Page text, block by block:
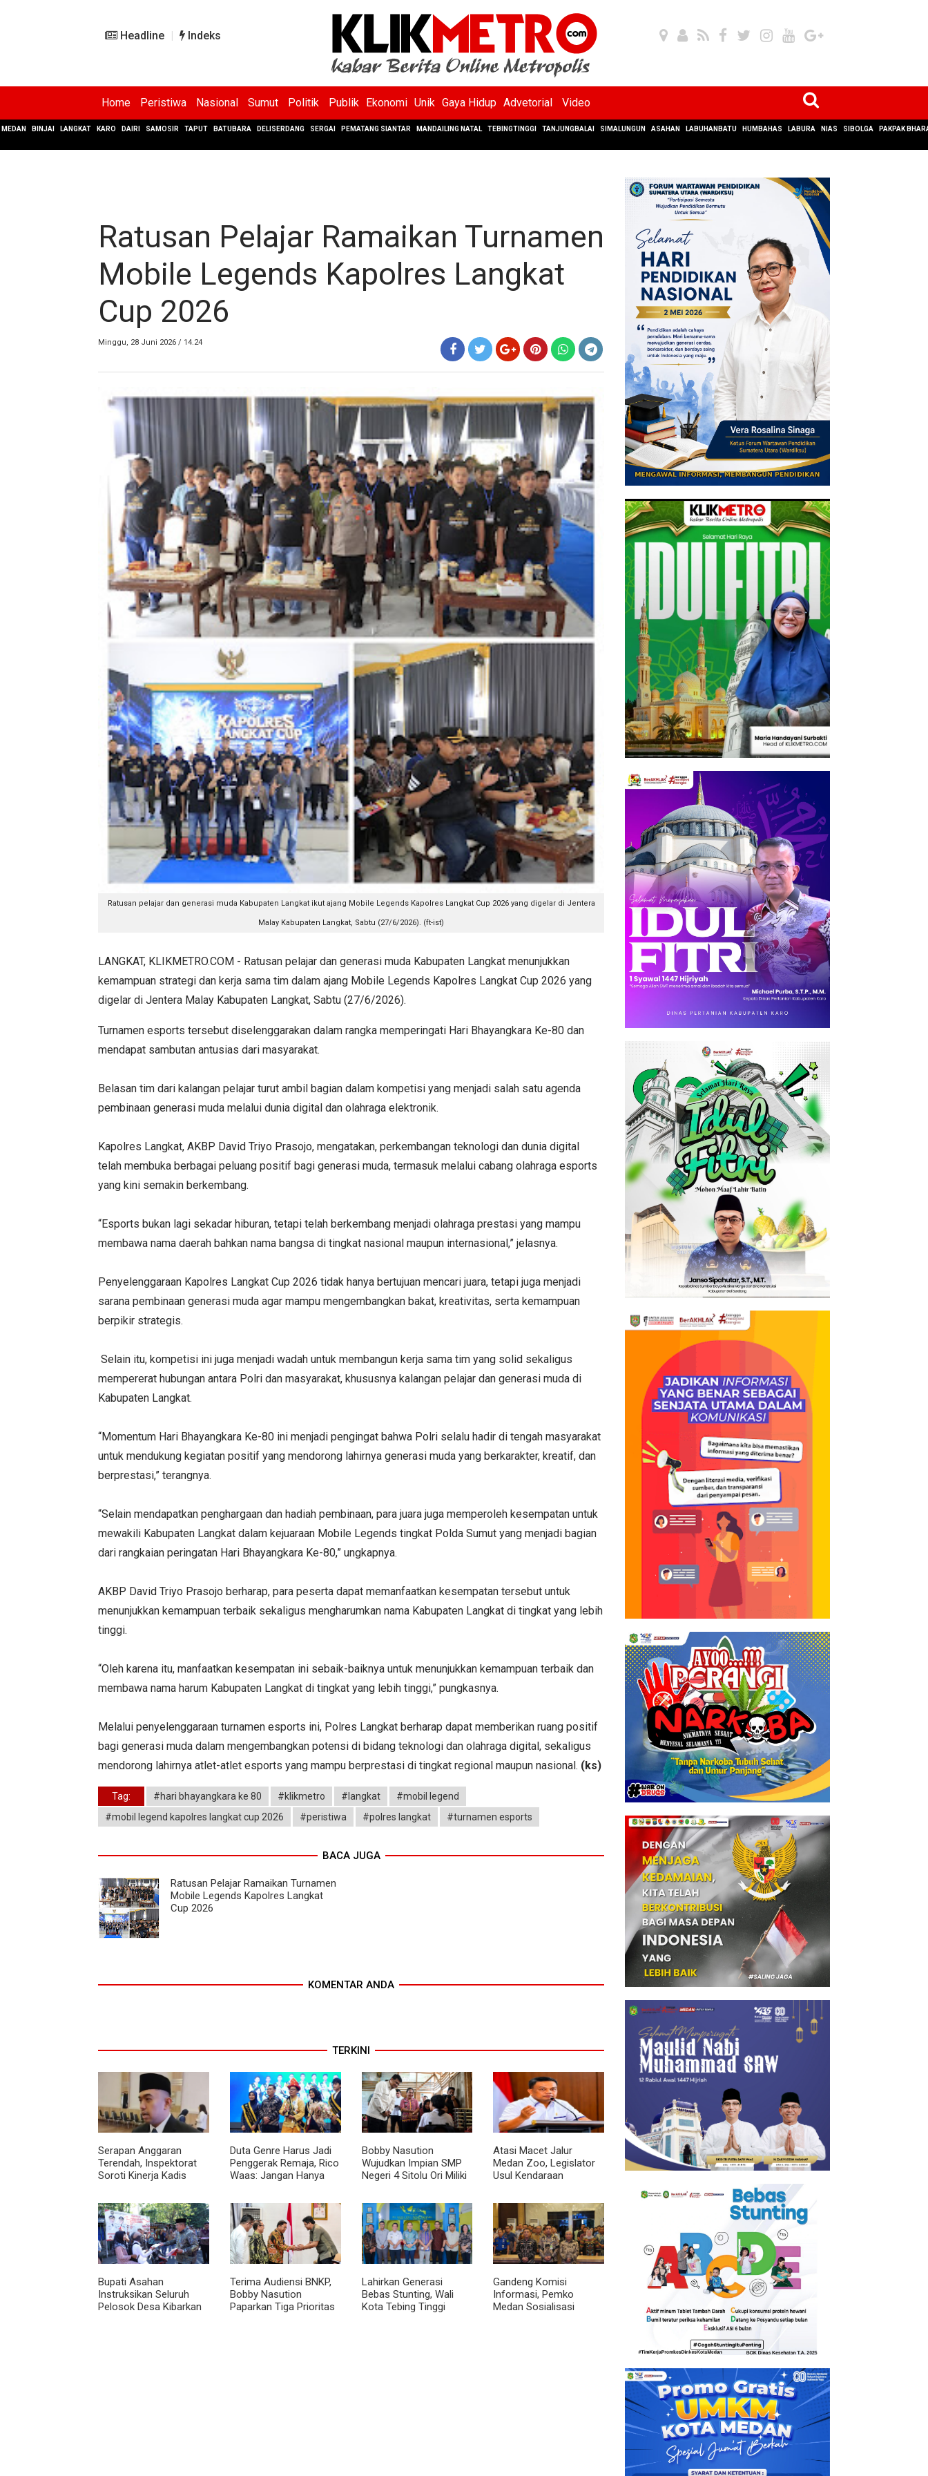
Headline Indeks
Home Peristiwa Nasional Sumut Politik Publik Ekonomi Unik Gaya Hidup Advetorial Video
MEDAN BINJAI LANGKAT KARO DAIRI SAMOSIR TAPUT BATUBARA DELISERDANG SERGAI PEMATANG SIANTAR MANDAILING NATAL TEBINGTINGGI TANJUNGBALAI SIMALUNGUN ASAHAN LABUHANBATU HUMBAHAS LABURA NIAS SIBOLGA PAKPAK
Ratusan Pelajar Ramaikan Turnamen
Mobile Legends Kapolres Langkat
Cup 2026
Minggu, 28 Juni 2026 / 14.24
Ratusan pelajar dan generasi muda Kabupaten Langkat ikut ajang Mobile Legends Kapolres Langkat Cup 2026 yang digelar di Jentera
Malay Kabupaten Langkat, Sabtu (27/6/2026). (ft-ist)
LANGKAT, KLIKMETRO.COM - Ratusan pelajar dan generasi muda Kabupaten Langkat menunjukkan
kemampuan strategi dan kerja sama tim dalam ajang Mobile Legends Kapolres Langkat Cup 2026 yang
digelar di Jentera Malay Kabupaten Langkat, Sabtu (27/6/2026).
Turnamen esports tersebut diselenggarakan dalam rangka memperingati Hari Bhayangkara Ke-80 dan
mendapat sambutan antusias dari masyarakat.
Belasan tim dari kalangan pelajar turut ambil bagian dalam kompetisi yang menjadi salah satu agenda
pembinaan generasi muda melalui dunia digital dan olahraga elektronik.
Kapolres Langkat, AKBP David Triyo Prasojo, mengatakan, perkembangan teknologi dan dunia digital
telah membuka berbagai peluang positif bagi generasi muda, termasuk melalui cabang olahraga esports
yang kini semakin berkembang.
“Esports bukan lagi sekadar hiburan, tetapi telah berkembang menjadi olahraga prestasi yang mampu
membawa nama daerah bahkan nama bangsa di tingkat nasional maupun internasional,” jelasnya.
Penyelenggaraan Kapolres Langkat Cup 2026 tidak hanya bertujuan mencari juara, tetapi juga menjadi
sarana pembinaan generasi muda agar mampu mengembangkan bakat, kreativitas, serta kemampuan
berpikir strategis.
Selain itu, kompetisi ini juga menjadi wadah untuk membangun kerja sama tim yang solid sekaligus
mempererat hubungan antara Polri dan masyarakat, khususnya kalangan pelajar dan generasi muda di
Kabupaten Langkat.
“Momentum Hari Bhayangkara Ke-80 ini menjadi pengingat bahwa Polri selalu hadir di tengah masyarakat
untuk mendukung kegiatan positif yang mendorong lahirnya generasi muda yang berkarakter, kreatif, dan
berprestasi,” terangnya.
“Selain mendapatkan penghargaan dan hadiah pembinaan, para juara juga memperoleh kesempatan untuk
mewakili Kabupaten Langkat dalam kejuaraan Mobile Legends tingkat Polda Sumut yang menjadi bagian
dari rangkaian peringatan Hari Bhayangkara Ke-80,” ungkapnya.
AKBP David Triyo Prasojo berharap, para peserta dapat memanfaatkan kesempatan tersebut untuk
menunjukkan kemampuan terbaik sekaligus mengharumkan nama Kabupaten Langkat di tingkat yang lebih
tinggi.
“Oleh karena itu, manfaatkan kesempatan ini sebaik-baiknya untuk menunjukkan kemampuan terbaik dan
membawa nama harum Kabupaten Langkat di tingkat yang lebih tinggi,” pungkasnya.
Melalui penyelenggaraan turnamen esports ini, Polres Langkat berharap dapat memberikan ruang positif
bagi generasi muda dalam mengembangkan potensi di bidang teknologi dan olahraga digital, sekaligus
mendorong lahirnya atlet-atlet esports yang mampu berprestasi di tingkat regional maupun nasional. (ks)
Tag: #hari bhayangkara ke 80 #klikmetro #langkat
#mobil legend
#mobil legend kapolres langkat cup 2026
#peristiwa #polres langkat #turnamen esports
BACA JUGA
Ratusan Pelajar Ramaikan Turnamen
Mobile Legends Kapolres Langkat
Cup 2026
KOMENTAR ANDA
TERKINI
Serapan Anggaran
Terendah, Inspektorat
Soroti Kinerja Kadis
Duta Genre Harus Jadi
Penggerak Remaja, Rico
Waas: Jangan Hanya
Bobby Nasution
Wujudkan Impian SMP
Negeri 4 Sitolu Ori Miliki
Atasi Macet Jalur
Medan Zoo, Legislator
Usul Kendaraan
Jalur Royal Sumatera
Bupati Asahan
Instruksikan Seluruh
Pelosok Desa Kibarkan
Terima Audiensi BNKP,
Bobby Nasution
Paparkan Tiga Prioritas
Lahirkan Generasi
Bebas Stunting, Wali
Kota Tebing Tinggi
Gandeng Komisi
Informasi, Pemko
Medan Sosialisasi